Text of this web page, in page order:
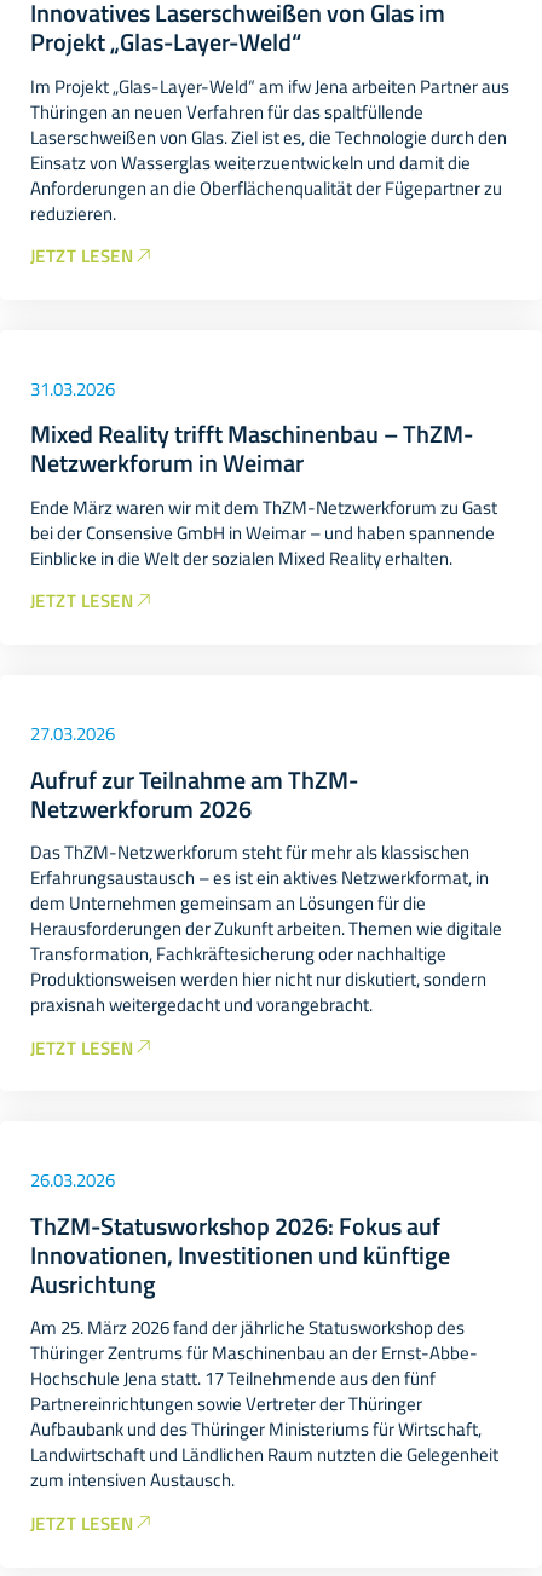
Innovatives Laserschweißen von Glas im
Projekt „Glas-Layer-Weld“
Im Projekt „Glas-Layer-Weld“ am ifw Jena arbeiten Partner aus
Thüringen an neuen Verfahren für das spaltfüllende
Laserschweißen von Glas. Ziel ist es, die Technologie durch den
Einsatz von Wasserglas weiterzuentwickeln und damit die
Anforderungen an die Oberflächenqualität der Fügepartner zu
reduzieren.
JETZT LESEN
31.03.2026
Mixed Reality trifft Maschinenbau – ThZM-
Netzwerkforum in Weimar
Ende März waren wir mit dem ThZM-Netzwerkforum zu Gast
bei der Consensive GmbH in Weimar – und haben spannende
Einblicke in die Welt der sozialen Mixed Reality erhalten.
JETZT LESEN
27.03.2026
Aufruf zur Teilnahme am ThZM-
Netzwerkforum 2026
Das ThZM-Netzwerkforum steht für mehr als klassischen
Erfahrungsaustausch – es ist ein aktives Netzwerkformat, in
dem Unternehmen gemeinsam an Lösungen für die
Herausforderungen der Zukunft arbeiten. Themen wie digitale
Transformation, Fachkräftesicherung oder nachhaltige
Produktionsweisen werden hier nicht nur diskutiert, sondern
praxisnah weitergedacht und vorangebracht.
JETZT LESEN
26.03.2026
ThZM-Statusworkshop 2026: Fokus auf
Innovationen, Investitionen und künftige
Ausrichtung
Am 25. März 2026 fand der jährliche Statusworkshop des
Thüringer Zentrums für Maschinenbau an der Ernst-Abbe-
Hochschule Jena statt. 17 Teilnehmende aus den fünf
Partnereinrichtungen sowie Vertreter der Thüringer
Aufbaubank und des Thüringer Ministeriums für Wirtschaft,
Landwirtschaft und Ländlichen Raum nutzten die Gelegenheit
zum intensiven Austausch.
JETZT LESEN